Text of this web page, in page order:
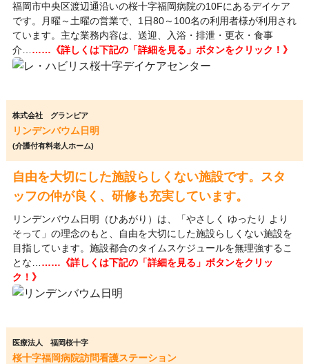
福岡市中央区渡辺通沿いの桜十字福岡病院の10Fにあるデイケア
です。月曜～土曜の営業で、1日80～100名の利用者様が利用され
ています。主な業務内容は、送迎、入浴・排泄・更衣・食事
介… ……《詳しくは下記の「詳細を見る」ボタンをクリック！》
株式会社 グランピア
リンデンバウム日明
(介護付有料老人ホーム)
自由を大切にした施設らしくない施設です。スタ
ッフの仲が良く、研修も充実しています。
リンデンバウム日明（ひあがり）は、「やさしく ゆったり より
そって」の理念のもと、自由を大切にした施設らしくない施設を
目指しています。施設都合のタイムスケジュールを無理強するこ
とな… ……《詳しくは下記の「詳細を見る」ボタンをクリッ
ク！》
医療法人 福岡桜十字
桜十字福岡病院訪問看護ステーション